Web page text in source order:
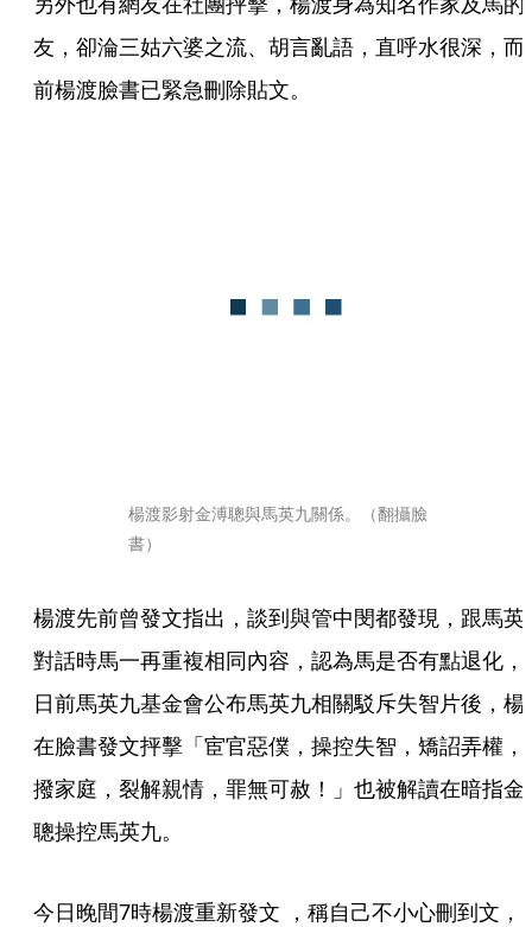
友，卻淪三姑六婆之流、胡言亂語，直呼水很深，而
前楊渡臉書已緊急刪除貼文。
楊渡影射金溥聰與馬英九關係。（翻攝臉
書）
楊渡先前曾發文指出，談到與管中閔都發現，跟馬英
對話時馬一再重複相同內容，認為馬是否有點退化，
日前馬英九基金會公布馬英九相關駁斥失智片後，楊
在臉書發文抨擊「宦官惡僕，操控失智，矯詔弄權，
撥家庭，裂解親情，罪無可赦！」也被解讀在暗指金
聰操控馬英九。
今日晚間7時楊渡重新發文 ，稱自己不小心刪到文，